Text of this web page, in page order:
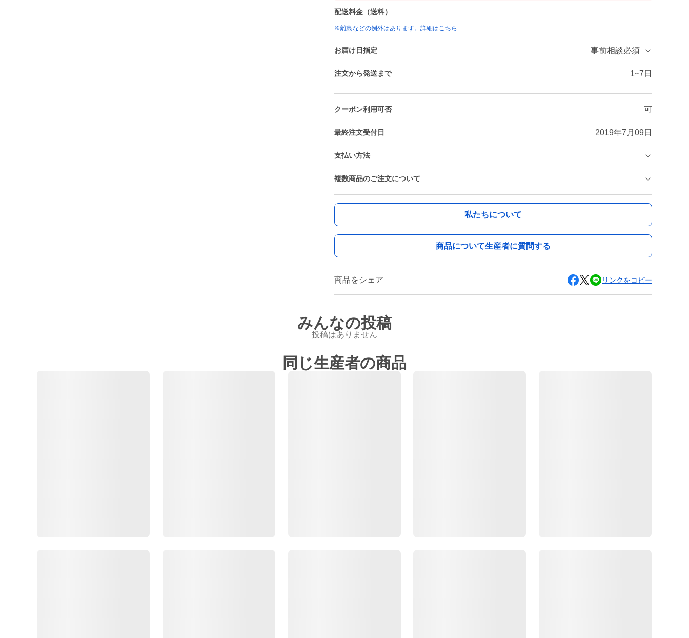
配送料金（送料）
※離島などの例外はあります。詳細はこちら
お届け日指定 事前相談必須
注文から発送まで 1~7日
クーポン利用可否 可
最終注文受付日 2019年7月09日
支払い方法
複数商品のご注文について
私たちについて
商品について生産者に質問する
商品をシェア リンクをコピー
みんなの投稿
投稿はありません
同じ生産者の商品